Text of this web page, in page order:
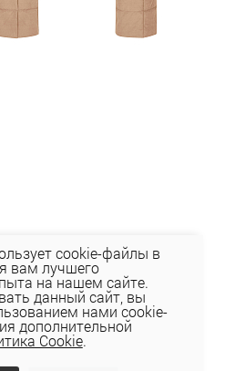
cookie-файлы в
вам лучшего
на нашем сайте.
данный сайт, вы
нами cookie-
дополнительной
Cookie.